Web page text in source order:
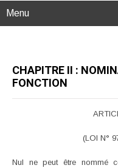
Menu
CHAPITRE II :
FONCTION
(LOI N°
Nul ne peut être nommé